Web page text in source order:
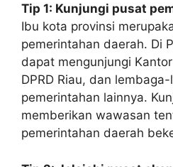
Tip 1: Kunjungi pusat
Ibu kota provinsi
pemerintahan daerah. Di
dapat mengunjungi
DPRD Riau, dan
pemerintahan lainnya.
memberikan wawasan
pemerintahan daerah